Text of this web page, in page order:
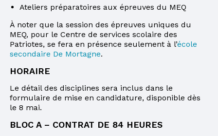
Ateliers préparatoires aux épreuves du MEQ
À noter que la session des épreuves uniques du
MEQ, pour le Centre de services scolaire des
Patriotes, se fera en présence seulement à l’école
secondaire De Mortagne.
HORAIRE
Le détail des disciplines sera inclus dans le
formulaire de mise en candidature, disponible dès
le 8 mai.
BLOC A – CONTRAT DE 84 HEURES